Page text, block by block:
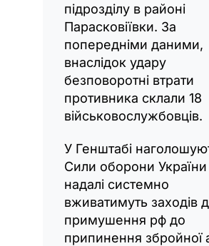
підрозділу в районі
Парасковіївки. За
попередніми даними,
внаслідок удару
безповоротні втрати
противника склали 18
військовослужбовців.
У Генштабі
Сили оборони України
надалі системно
вживатимуть заходів
примушення рф до
припинення збройної